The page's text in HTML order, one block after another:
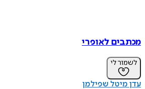
מכתבים לאופרי
לשמור לי
עדן מיטל שפילמן